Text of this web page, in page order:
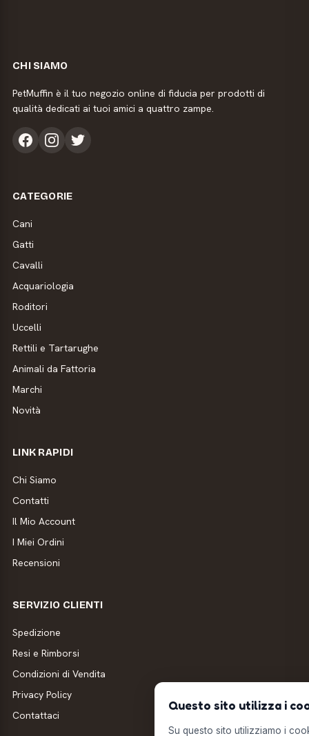
CHI SIAMO
PetMuffin è il tuo negozio online di fiducia per prodotti di
qualità dedicati ai tuoi amici a quattro zampe.
CATEGORIE
Cani
Gatti
Cavalli
Acquariologia
Roditori
Uccelli
Rettili e Tartarughe
Animali da Fattoria
Marchi
Novità
LINK RAPIDI
Chi Siamo
Contatti
Il Mio Account
I Miei Ordini
Recensioni
SERVIZIO CLIENTI
Spedizione
Resi e Rimborsi
Condizioni di Vendita
Privacy Policy
Contattaci
Questo sito utilizza i
Su questo sito utilizziamo i